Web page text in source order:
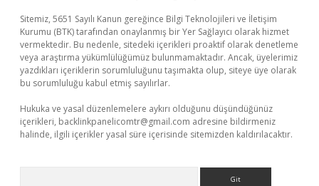
Sitemiz, 5651 Sayılı Kanun gereğince Bilgi Teknolojileri ve İletişim
Kurumu (BTK) tarafından onaylanmış bir Yer Sağlayıcı olarak hizmet
vermektedir. Bu nedenle, sitedeki içerikleri proaktif olarak denetleme
veya araştırma yükümlülüğümüz bulunmamaktadır. Ancak, üyelerimiz
yazdıkları içeriklerin sorumluluğunu taşımakta olup, siteye üye olarak
bu sorumluluğu kabul etmiş sayılırlar.
Hukuka ve yasal düzenlemelere aykırı olduğunu düşündüğünüz
içerikleri, backlinkpanelicomtr@gmail.com adresine bildirmeniz
halinde, ilgili içerikler yasal süre içerisinde sitemizden kaldırılacaktır.